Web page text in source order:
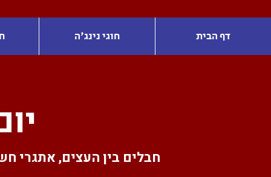
דף הבית חוגי נינג'ה
חבלים בין העצים, אתגרי